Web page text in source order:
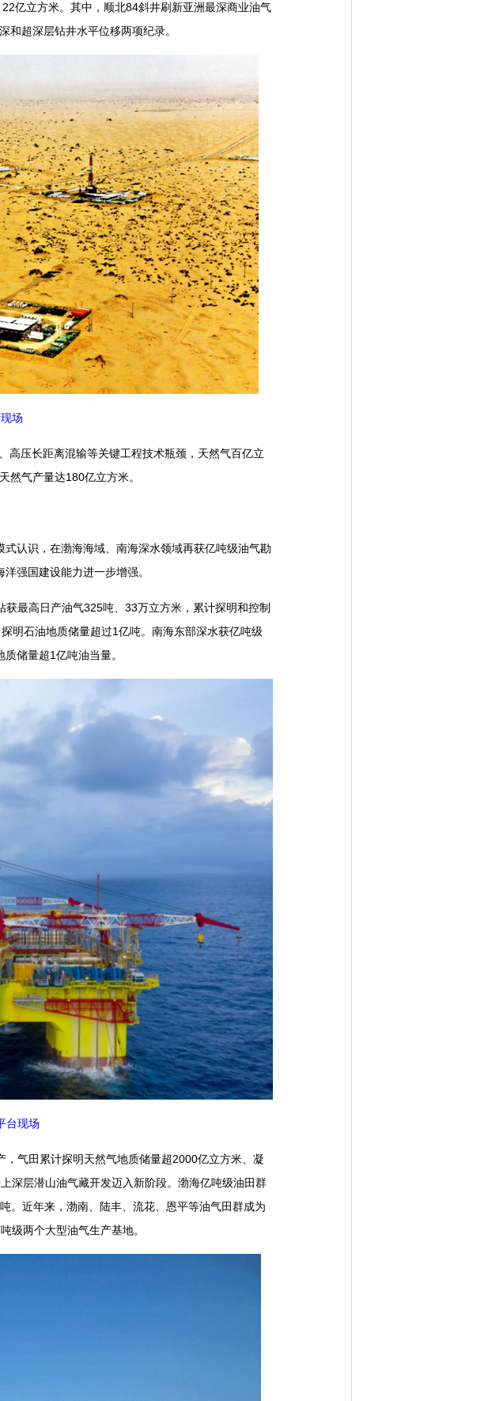
亿立方米。其中，顺北84斜井刷新亚洲最深商业油气
超深层钻井水平位移两项纪录。
场
压长距离混输等关键工程技术瓶颈，天然气百亿立
然气产量达180亿立方米。
认识，在渤海海域、南海深水领域再获亿吨级油气勘
强国建设能力进一步增强。
最高日产油气325吨、33万立方米，累计探明和控制
明石油地质储量超过1亿吨。南海东部深水获亿吨级
储量超1亿吨油当量。
现场
气田累计探明天然气地质储量超2000亿立方米、凝
深层潜山油气藏开发迈入新阶段。渤海亿吨级油田群
。近年来，渤南、陆丰、流花、恩平等油气田群成为
级两个大型油气生产基地。